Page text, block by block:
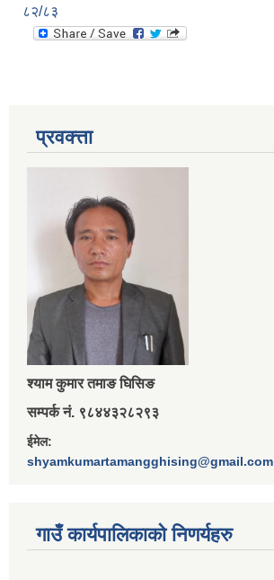
८२/८३
प्रवक्त्ता
श्‍याम कुमार तमाङ घिसिङ
सम्पर्क नं. ९८४४३२८२९३
ईमेल:
shyamkumartamangghising@gmail.com
गाउँ कार्यपालिकाकाे निणर्यहरु